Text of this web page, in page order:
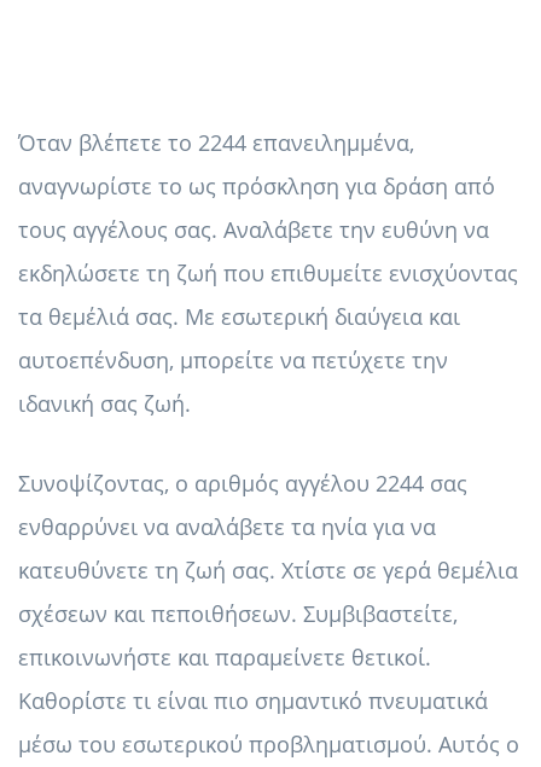
Όταν βλέπετε το 2244 επανειλημμένα,
αναγνωρίστε το ως πρόσκληση για δράση από
τους αγγέλους σας. Αναλάβετε την ευθύνη να
εκδηλώσετε τη ζωή που επιθυμείτε ενισχύοντας
τα θεμέλιά σας. Με εσωτερική διαύγεια και
αυτοεπένδυση, μπορείτε να πετύχετε την
ιδανική σας ζωή.
Συνοψίζοντας, ο αριθμός αγγέλου 2244 σας
ενθαρρύνει να αναλάβετε τα ηνία για να
κατευθύνετε τη ζωή σας. Χτίστε σε γερά θεμέλια
σχέσεων και πεποιθήσεων. Συμβιβαστείτε,
επικοινωνήστε και παραμείνετε θετικοί.
Καθορίστε τι είναι πιο σημαντικό πνευματικά
μέσω του εσωτερικού προβληματισμού. Αυτός ο